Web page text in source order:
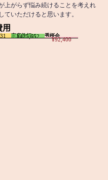
上がらず悩み続けることを考えれ
いただけると思います。
家庭教師M
¥425,652 秀桜会
¥92,400